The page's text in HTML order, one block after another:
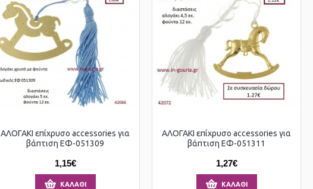
ΑΛΟΓΑΚΙ επίχρυσο accessories για
βάπτιση ΕΦ-051309
1,15€
ΚΑΛΆΘΙ
ΑΛΟΓΑΚΙ επίχρυσο accessories για
βάπτιση ΕΦ-051311
1,27€
ΚΑΛΆΘΙ